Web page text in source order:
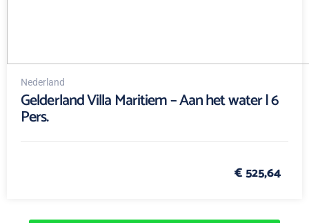
Nederland
Gelderland Villa Maritiem – Aan het water | 6
Pers.
€ 525,64